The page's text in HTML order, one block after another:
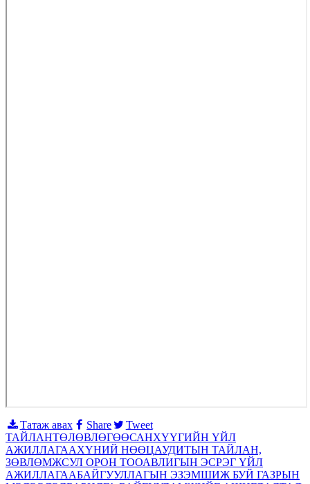
Татаж авах Share
Tweet
ТАЙЛАНТӨЛӨВЛӨГӨӨСАНХҮҮГИЙН ҮЙЛ
АЖИЛЛАГААХҮНИЙ НӨӨЦАУДИТЫН ТАЙЛАН,
ЗӨВЛӨМЖСУЛ ОРОН ТООАВЛИГЫН ЭСРЭГ ҮЙЛ
АЖИЛЛАГААБАЙГУУЛЛАГЫН ЭЗЭМШИЖ БУЙ ГАЗРЫН